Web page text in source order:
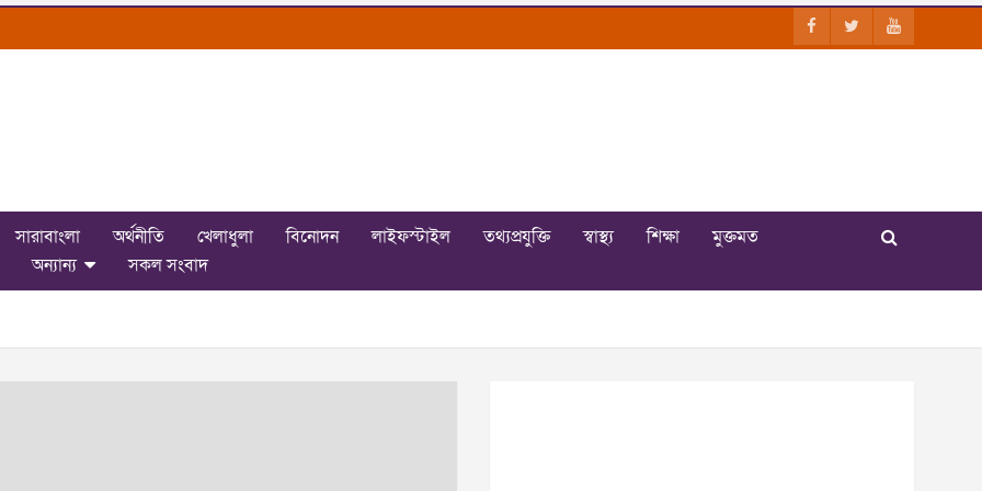
সারাবাংলা অর্থনীতি খেলাধুলা বিনোদন লাইফস্টাইল তথ্যপ্রযুক্তি স্বাস্থ্য শিক্ষা
মুক্তমত
অন্যান্য সকল সংবাদ